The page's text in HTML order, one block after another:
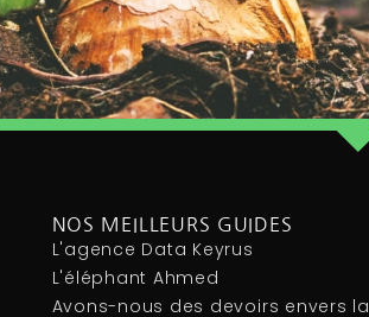
NOS MEILLEURS GUIDES
L'agence Data Keyrus
L'éléphant Ahmed
Avons-nous des devoirs envers la